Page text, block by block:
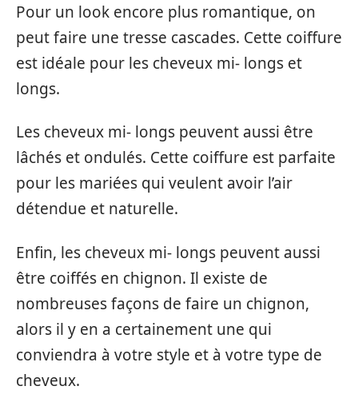
Pour un look encore plus romantique, on
peut faire une tresse cascades. Cette coiffure
est idéale pour les cheveux mi- longs et
longs.
Les cheveux mi- longs peuvent aussi être
lâchés et ondulés. Cette coiffure est parfaite
pour les mariées qui veulent avoir l’air
détendue et naturelle.
Enfin, les cheveux mi- longs peuvent aussi
être coiffés en chignon. Il existe de
nombreuses façons de faire un chignon,
alors il y en a certainement une qui
conviendra à votre style et à votre type de
cheveux.